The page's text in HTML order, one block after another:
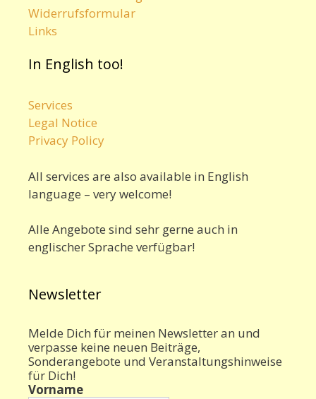
Widerrufsformular
Links
In English too!
Services
Legal Notice
Privacy Policy
All services are also available in English
language – very welcome!
Alle Angebote sind sehr gerne auch in
englischer Sprache verfügbar!
Newsletter
Melde Dich für meinen Newsletter an und
verpasse keine neuen Beiträge,
Sonderangebote und Veranstaltungshinweise
für Dich!
Vorname